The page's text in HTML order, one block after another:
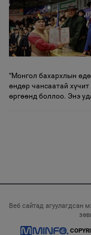
“Монгол бахархлын
өндөр чансаатай
өргөөнд боллоо. Энэ
Веб сайтад агуулагдсан